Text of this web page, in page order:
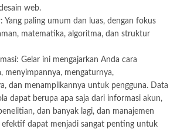
web.
Yang paling umum dan luas, dengan fokus
matematika, algoritma, dan struktur
Gelar ini mengajarkan Anda cara
menyimpannya, mengaturnya,
dan menampilkannya untuk pengguna. Data
dapat berupa apa saja dari informasi akun,
dan banyak lagi, dan manajemen
efektif dapat menjadi sangat penting untuk